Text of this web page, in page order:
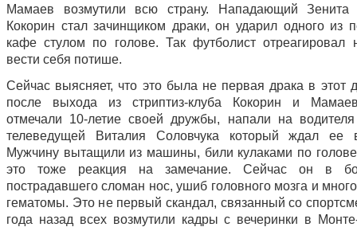
Мамаев возмутили всю страну. Нападающий Зенита
Кокорин стал зачинщиком драки, он ударил одного из
кафе стулом по голове. Так футболист отреагировал
вести себя потише.
Сейчас выясняет, что это была не первая драка в этот
после выхода из стриптиз-клуба Кокорин и
отмечали 10-летие своей дружбы, напали на водителя
телеведущей Виталия Соловчука который ждал ее
Мужчину вытащили из машины, били кулаками по
это тоже реакция на замечание. Сейчас он в
пострадавшего сломан нос, ушиб головного мозга и
гематомы. Это не первый скандал, связанный со
года назад всех возмутили кадры с вечеринки в